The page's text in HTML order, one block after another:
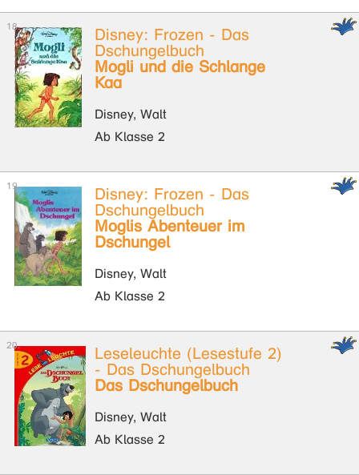
Disney: Frozen - Das
Dschungelbuch
Mogli und die Schlange
Kaa
Disney, Walt
Ab Klasse 2
Disney: Frozen - Das
Dschungelbuch
Moglis Abenteuer im
Dschungel
Disney, Walt
Ab Klasse 2
Leseleuchte (Lesestufe 2)
- Das Dschungelbuch
Das Dschungelbuch
Disney, Walt
Ab Klasse 2